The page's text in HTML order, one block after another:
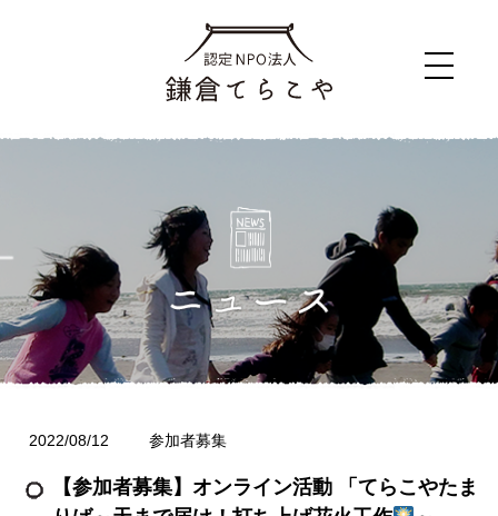
2022/08/12 参加者募集
【参加者募集】オンライン活動 「てらこやたま